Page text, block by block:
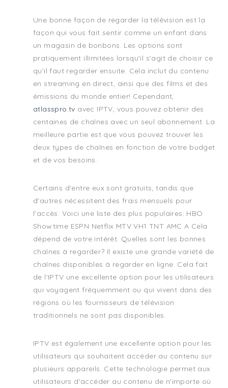
Une bonne façon de regarder la télévision est la
façon qui vous fait sentir comme un enfant dans
un magasin de bonbons. Les options sont
pratiquement illimitées lorsqu'il s'agit de choisir ce
qu'il faut regarder ensuite. Cela inclut du contenu
en streaming en direct, ainsi que des films et des
émissions du monde entier! Cependant,
atlasspro.tv avec IPTV, vous pouvez obtenir des
centaines de chaînes avec un seul abonnement. La
meilleure partie est que vous pouvez trouver les
deux types de chaînes en fonction de votre budget
et de vos besoins.
Certains d'entre eux sont gratuits, tandis que
d'autres nécessitent des frais mensuels pour
l'accès. Voici une liste des plus populaires: HBO
Showtime ESPN Netflix MTV VH1 TNT AMC A Cela
dépend de votre intérêt. Quelles sont les bonnes
chaînes à regarder? Il existe une grande variété de
chaînes disponibles à regarder en ligne. Cela fait
de l'IPTV une excellente option pour les utilisateurs
qui voyagent fréquemment ou qui vivent dans des
régions où les fournisseurs de télévision
traditionnels ne sont pas disponibles.
IPTV est également une excellente option pour les
utilisateurs qui souhaitent accéder au contenu sur
plusieurs appareils. Cette technologie permet aux
utilisateurs d'accéder au contenu de n'importe où